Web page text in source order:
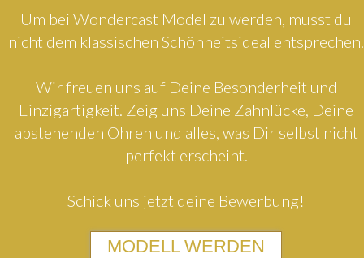
Um bei Wondercast Model zu werden, musst du
nicht dem klassischen Schönheitsideal entsprechen.
Wir freuen uns auf Deine Besonderheit und
Einzigartigkeit. Zeig uns Deine Zahnlücke, Deine
abstehenden Ohren und alles, was Dir selbst nicht
perfekt erscheint.
Schick uns jetzt deine Bewerbung!
MODELL WERDEN